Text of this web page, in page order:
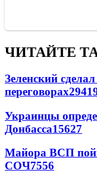
ЧИТАЙТЕ
Зеленский
переговорах
Украинцы
Донбасса15627
Майора ВСП
СОЧ7556